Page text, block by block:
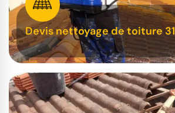
Devis nettoyage de toiture 31